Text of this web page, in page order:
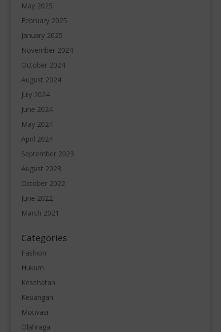
May 2025
February 2025
January 2025
November 2024
October 2024
August 2024
July 2024
June 2024
May 2024
April 2024
September 2023
August 2023
October 2022
June 2022
March 2021
Categories
Fashion
Hukum
Kesehatan
Keuangan
Motivasi
Olahraga